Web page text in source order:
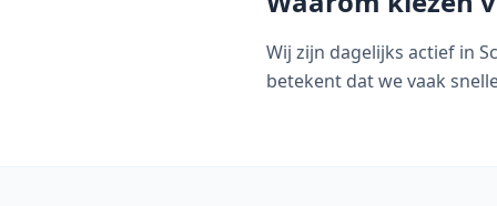
Wij zijn dagelijks actief in
betekent dat we vaak